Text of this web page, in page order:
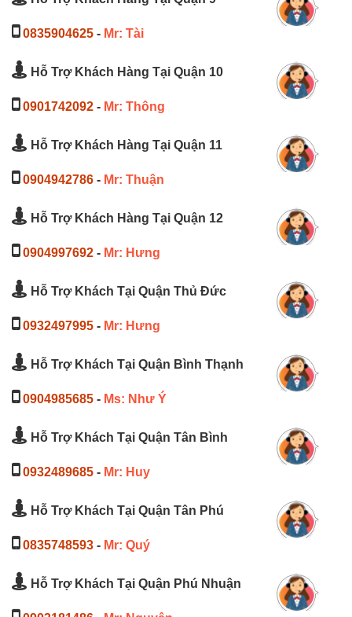
0835904625 - Mr: Tài
Hỗ Trợ Khách Hàng Tại Quận 10
0901742092 - Mr: Thông
Hỗ Trợ Khách Hàng Tại Quận 11
0904942786 - Mr: Thuận
Hỗ Trợ Khách Hàng Tại Quận 12
0904997692 - Mr: Hưng
Hỗ Trợ Khách Tại Quận Thủ Đức
0932497995 - Mr: Hưng
Hỗ Trợ Khách Tại Quận Bình Thạnh
0904985685 - Ms: Như Ý
Hỗ Trợ Khách Tại Quận Tân Bình
0932489685 - Mr: Huy
Hỗ Trợ Khách Tại Quận Tân Phú
0835748593 - Mr: Quý
Hỗ Trợ Khách Tại Quận Phú Nhuận